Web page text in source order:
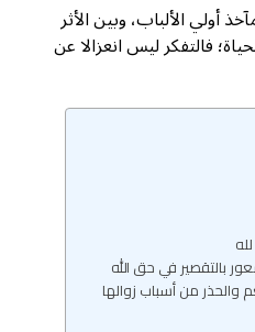
أولي الألباب، وبين الأثر
فالتفكر ليس انعزالا عن
بالتقصير في حق الله
والحذر من أسباب زوالها